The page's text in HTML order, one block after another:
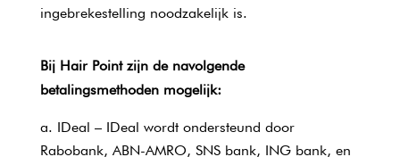
ingebrekestelling noodzakelijk is.
Bij Hair Point zijn de navolgende
betalingsmethoden mogelijk:
IDeal – IDeal wordt ondersteund door
Rabobank, ABN-AMRO, SNS bank, ING bank, en